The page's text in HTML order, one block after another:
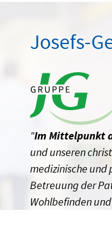
Josefs-
"Im Mittelpunkt
und unseren
medizinische und
Betreuung der
Wohlbefinden